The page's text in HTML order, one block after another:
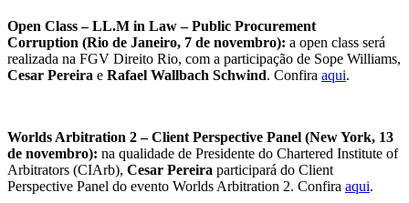
Open Class – LL.M in Law – Public Procurement
Corruption (Rio de Janeiro, 7 de novembro): a open class será
realizada na FGV Direito Rio, com a participação de Sope Williams,
Cesar Pereira e Rafael Wallbach Schwind. Confira aqui.
Worlds Arbitration 2 – Client Perspective Panel (New York, 13
de novembro): na qualidade de Presidente do Chartered Institute of
Arbitrators (CIArb), Cesar Pereira participará do Client
Perspective Panel do evento Worlds Arbitration 2. Confira aqui.